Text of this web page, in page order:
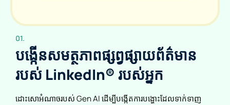
01.
បង្កើន​សមត្ថភាព​ផ្សព្វផ្សាយ​ព័ត៌មាន​
របស់ LinkedIn® របស់​អ្នក
ដោះសោអំណាចរបស់ Gen AI ដើម្បីបង្កើតការបង្ហោះដែលទាក់ទាញ